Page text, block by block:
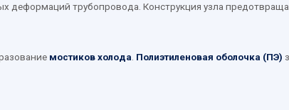
деформаций трубопровода. Конструкция узла
мостиков холода Полиэтиленовая оболочка (ПЭ)